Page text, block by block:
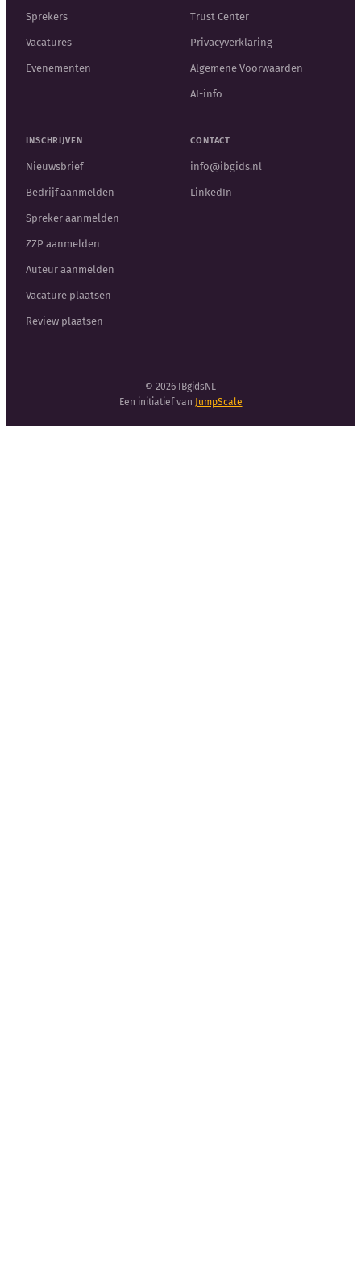
Sprekers
Vacatures
Evenementen
Trust Center
Privacyverklaring
Algemene Voorwaarden
AI-info
INSCHRIJVEN
Nieuwsbrief
Bedrijf aanmelden
Spreker aanmelden
ZZP aanmelden
Auteur aanmelden
Vacature plaatsen
Review plaatsen
CONTACT
info@ibgids.nl
LinkedIn
© 2026 IBgidsNL
Een initiatief van JumpScale